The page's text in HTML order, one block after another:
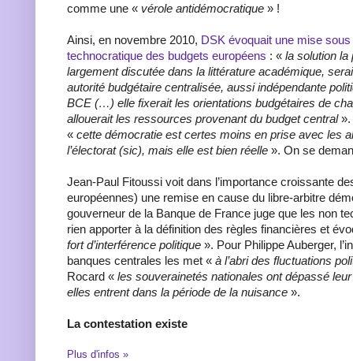
comme une « vérole antidémocratique » !
Ainsi, en novembre 2010, DSK évoquait une mise sous
technocratique des budgets européens : « la solution la
largement discutée dans la littérature académique,
autorité budgétaire centralisée, aussi indépendante
BCE (…) elle fixerait les orientations budgétaires de
allouerait les ressources provenant du budget central».
« cette démocratie est certes moins en prise avec les
l’électorat (sic), mais elle est bien réelle ». On se
Jean-Paul Fitoussi voit dans l’importance croissante
européennes) une remise en cause du libre-arbitre
gouverneur de la Banque de France juge que les non
rien apporter à la définition des règles financières et
fort d’interférence politique ». Pour Philippe Auberger,
banques centrales les met « à l’abri des fluctuations
Rocard « les souverainetés nationales ont dépassé leur
elles entrent dans la période de la nuisance ».
La contestation existe
Plus d'infos »